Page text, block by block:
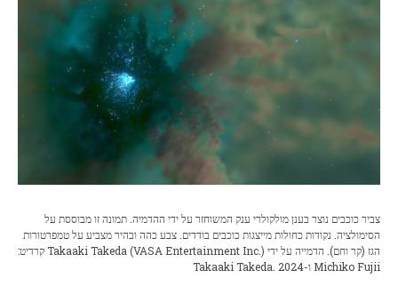
צביר כוכבים נוצר בענן מולקולרי ענק המשוחזר על ידי ההדמיה. תמונה זו מבוססת על
הסימולציה. נקודות כחולות מייצגות כוכבים בודדים. צבע כהה ובהיר מצביע על טמפרטורות
הגז (קר וחם). הדמייה על ידי Takaaki Takeda (VASA Entertainment Inc.) קרדיט:
Michiko Fujii ו-Takaaki Takeda. 2024